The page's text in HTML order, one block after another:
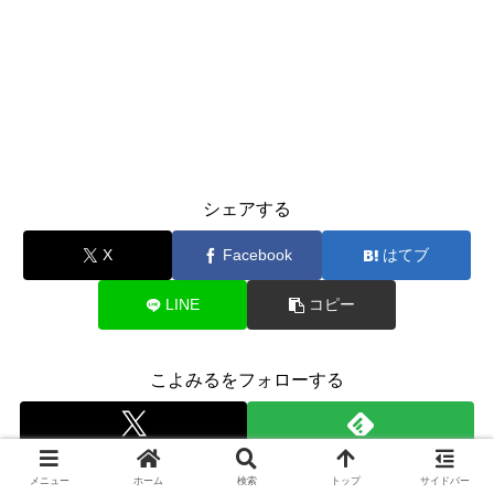
シェアする
X Facebook はてブ
LINE コピー
こよみるをフォローする
メニュー ホーム 検索 トップ サイドバー